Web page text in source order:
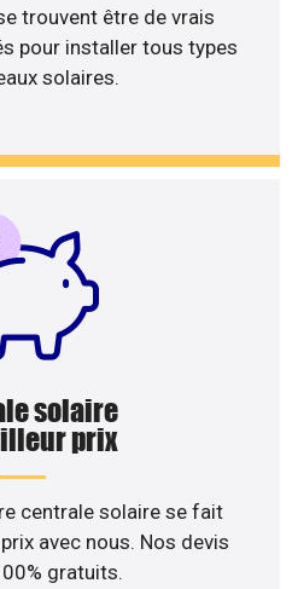
trouvent être de vrais
pour installer tous types
solaires.
solaire
prix
centrale solaire se fait
avec nous. Nos devis
gratuits.